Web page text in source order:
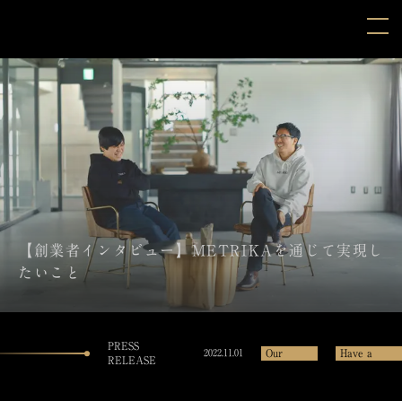
【創業者インタビュー】METRIKAを通じて実現し
たいこと
PRESS
RELEASE
2022.11.01
Our
Have a